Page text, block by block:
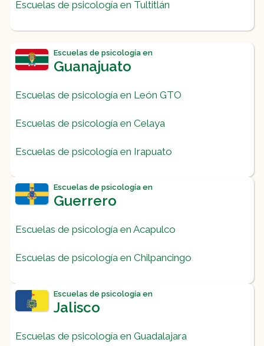
Escuelas de psicología en Tultitlán
Escuelas de psicología en
Guanajuato
Escuelas de psicología en León GTO
Escuelas de psicología en Celaya
Escuelas de psicología en Irapuato
Escuelas de psicología en
Guerrero
Escuelas de psicología en Acapulco
Escuelas de psicología en Chilpancingo
Escuelas de psicología en
Jalisco
Escuelas de psicología en Guadalajara